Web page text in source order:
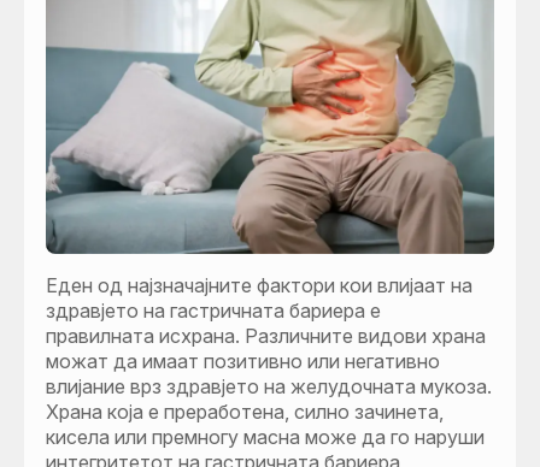
Еден од најзначајните фактори кои влијаат на
здравјето на гастричната бариера е
правилната исхрана. Различните видови храна
можат да имаат позитивно или негативно
влијание врз здравјето на желудочната мукоза.
Храна која е преработена, силно зачинета,
кисела или премногу масна може да го наруши
интегритетот на гастричната бариера,